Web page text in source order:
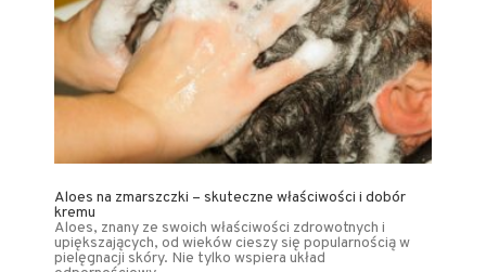
Aloes na zmarszczki – skuteczne właściwości i dobór
kremu
Aloes, znany ze swoich właściwości zdrowotnych i
upiększających, od wieków cieszy się popularnością w
pielęgnacji skóry. Nie tylko wspiera układ